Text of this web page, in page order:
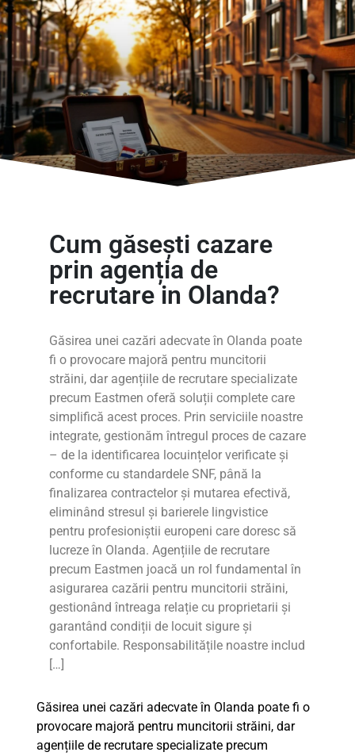
Cum găsești cazare
prin agenția de
recrutare in Olanda?
Găsirea unei cazări adecvate în Olanda poate
fi o provocare majoră pentru muncitorii
străini, dar agențiile de recrutare specializate
precum Eastmen oferă soluții complete care
simplifică acest proces. Prin serviciile noastre
integrate, gestionăm întregul proces de cazare
– de la identificarea locuințelor verificate și
conforme cu standardele SNF, până la
finalizarea contractelor și mutarea efectivă,
eliminând stresul și barierele lingvistice
pentru profesioniștii europeni care doresc să
lucreze în Olanda. Agențiile de recrutare
precum Eastmen joacă un rol fundamental în
asigurarea cazării pentru muncitorii străini,
gestionând întreaga relație cu proprietarii și
garantând condiții de locuit sigure și
confortabile. Responsabilitățile noastre includ
[…]
Găsirea unei cazări adecvate în Olanda poate fi o
provocare majoră pentru muncitorii străini, dar
agențiile de recrutare specializate precum